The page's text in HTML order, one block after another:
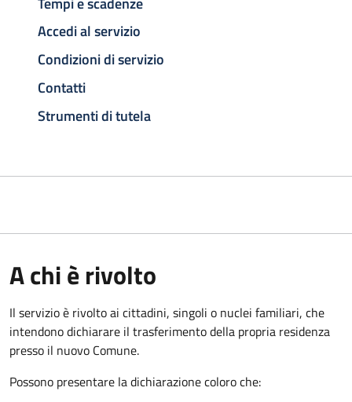
Accedi al servizio
Condizioni di servizio
Contatti
Strumenti di tutela
A chi è rivolto
Il servizio è rivolto ai cittadini, singoli o nuclei familiari, che
intendono dichiarare il trasferimento della propria residenza
presso il nuovo Comune.
Possono presentare la dichiarazione coloroche: